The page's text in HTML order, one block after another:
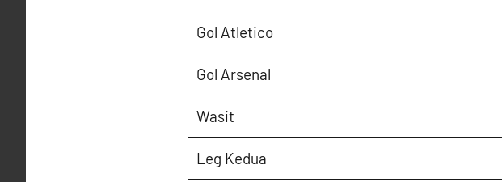
Gol Atletico
Gol Arsenal
Wasit
Leg Kedua